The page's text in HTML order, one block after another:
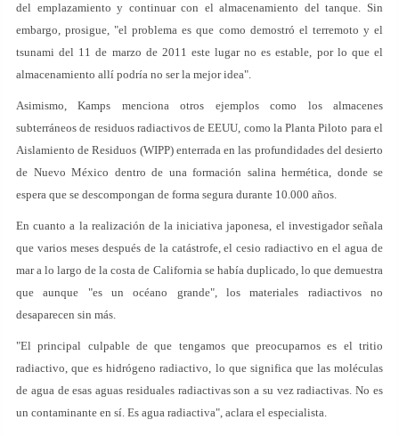
del emplazamiento y continuar con el almacenamiento del tanque. Sin
embargo, prosigue, "el problema es que como demostró el terremoto y el
tsunami del 11 de marzo de 2011 este lugar no es estable, por lo que el
almacenamiento allí podría no ser la mejor idea".
Asimismo, Kamps menciona otros ejemplos como los almacenes
subterráneos de residuos radiactivos de EEUU, como la Planta Piloto para el
Aislamiento de Residuos (WIPP) enterrada en las profundidades del desierto
de Nuevo México dentro de una formación salina hermética, donde se
espera que se descompongan de forma segura durante 10.000 años.
En cuanto a la realización de la iniciativa japonesa, el investigador señala
que varios meses después de la catástrofe, el cesio radiactivo en el agua de
mar a lo largo de la costa de California se había duplicado, lo que demuestra
que aunque "es un océano grande", los materiales radiactivos no
desaparecen sin más.
"El principal culpable de que tengamos que preocuparnos es el tritio
radiactivo, que es hidrógeno radiactivo, lo que significa que las moléculas
de agua de esas aguas residuales radiactivas son a su vez radiactivas. No es
un contaminante en sí. Es agua radiactiva", aclara el especialista.